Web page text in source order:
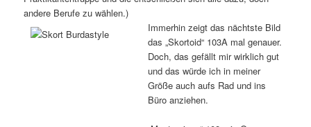
andere Berufe zu wählen.)
Immerhin zeigt das nächtste Bild
das „Skortoid“ 103A mal genauer.
Doch, das gefällt mir wirklich gut
und das würde ich in meiner
Größe auch aufs Rad und ins
Büro anziehen.